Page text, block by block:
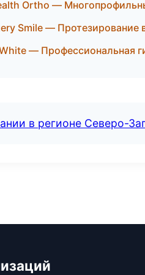
Ortho —
Smile — Протезирование
— Профессиональная
в регионе Северо-